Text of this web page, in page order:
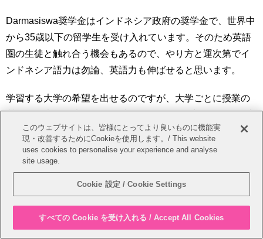
Darmasiswa奨学金はインドネシア政府の奨学金で、世界中
から35歳以下の留学生を受け入れています。そのため英語
圏の生徒と触れ合う機会もあるので、やり方と運次第でイ
ンドネシア語力は勿論、英語力も伸ばせると思います。
学習する大学の希望を出せるのですが、大学ごとに授業の
質と量が大きく違うので、以前Darmasiswa生としてその大
学で学習した人の情報をしっかりと見聞きして大学の希望
を出して下さい。私は運が良く、Darmasiswa参加学生によ
る評価が良い、最優秀大学の１つに選ばれた大学でしたの
で、環境に恵まれていました。私の大学ではインドネシア
語の授業の他に、2学期目からバンドン地域の伝統舞踊と、
バティック（ろうけつ染め）の授業が行われました。また
留学生向けのイベントも多く開催されました。
このウェブサイトは、皆様にとってより良いものに機能実
現・改善するためにCookieを使用します。/ This website
uses cookies to personalise your experience and analyse
site usage.
Cookie 設定 / Cookie Settings
すべての Cookie を受け入れる / Accept All Cookies